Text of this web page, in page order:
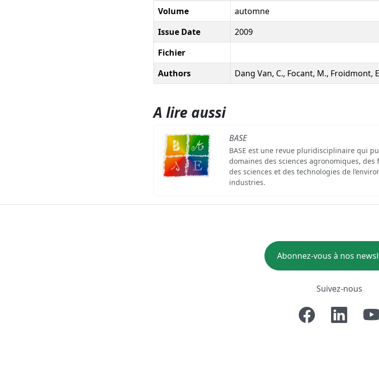
Volume
automne
Issue Date
2009
Fichier
Authors
Dang Van, C., Focant, M., Froidmont,
A lire aussi
BASE
BASE est une revue pluridisciplinaire qui
domaines des sciences agronomiques,
des sciences et des technologies de
industries.
Abonnez-vous à nos
Suivez-nous